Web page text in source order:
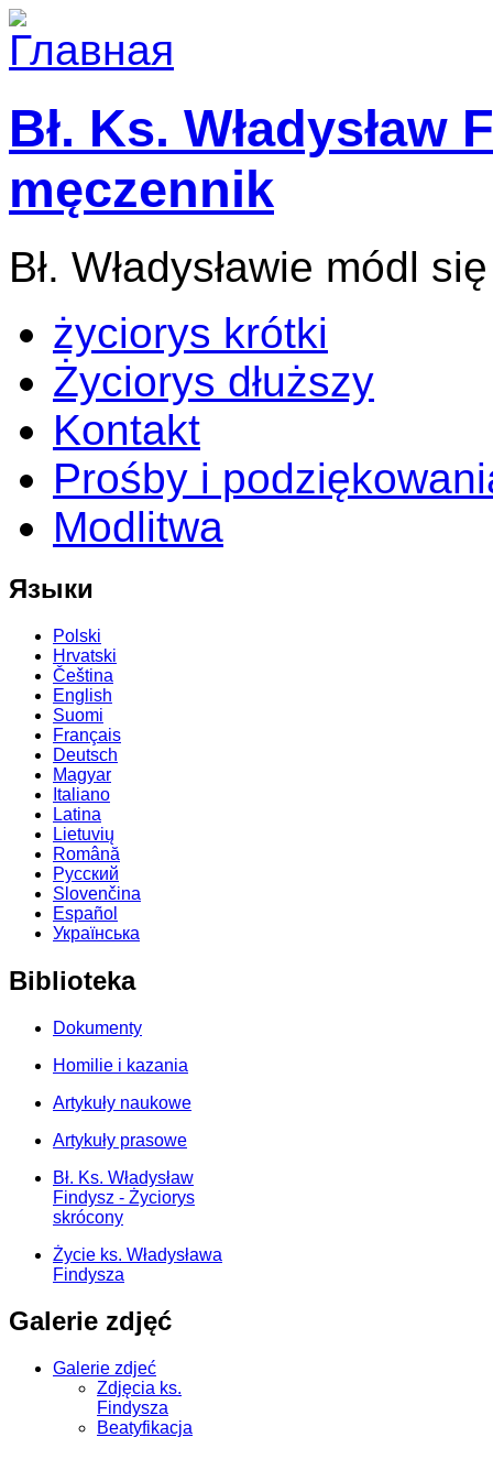
Bł. Ks. Władysław
męczennik
Bł. Władysławie módl
życiorys krótki
Życiorys dłuższy
Kontakt
Prośby i
Modlitwa
Языки
Polski
Hrvatski
Čeština
English
Suomi
Français
Deutsch
Magyar
Italiano
Latina
Lietuvių
Română
Русский
Slovenčina
Español
Українська
Biblioteka
Dokumenty
Homilie i kazania
Artykuły naukowe
Artykuły prasowe
Bł. Ks. Władysław
Findysz - Życiorys
skrócony
Życie ks. Władysława
Findysza
Galerie zdjęć
Galerie zdjeć
Zdjęcia ks.
Findysza
Beatyfikacja